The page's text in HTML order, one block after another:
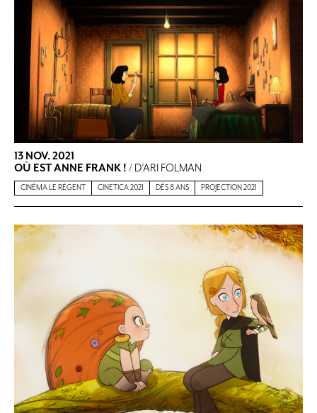
13 NOV. 2021
OÙ EST ANNE FRANK ! / D’ARI FOLMAN
CINÉMA LE RÉGENT CINETICA 2021 DÈS 8 ANS PROJECTION 2021